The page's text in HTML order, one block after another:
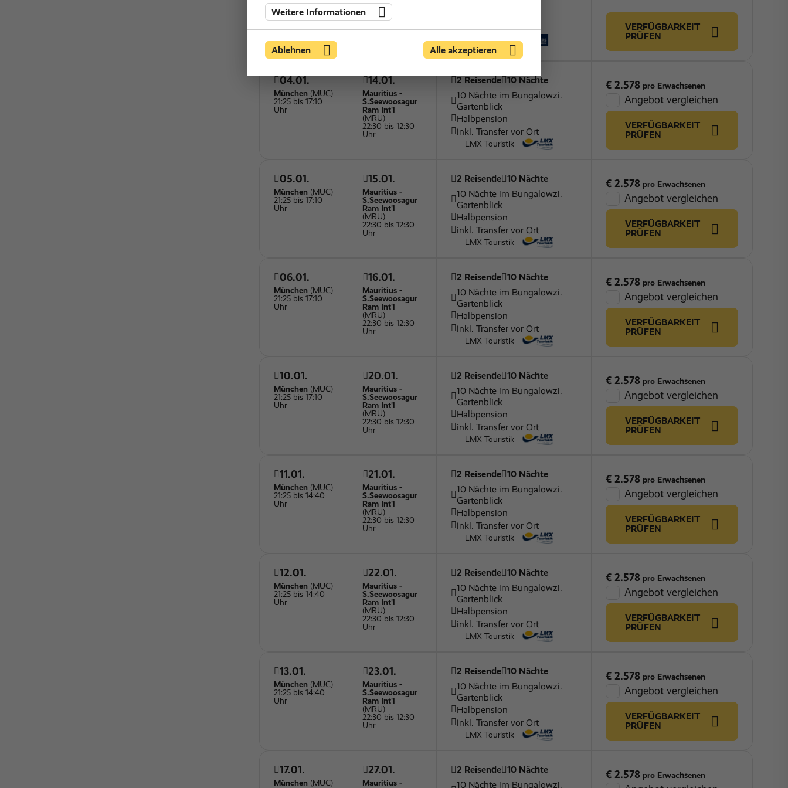
(MRU)
18:10 bis 08:10
WELTREISEN
VERFÜGBARKEIT
PRÜFEN
04.01.
München (MUC)
21:25 bis 17:10
Uhr
14.01.
Mauritius -
S.Seewoosagur
Ram Int'l
(MRU)
22:30 bis 12:30
Uhr
2 Reisende 10 Nächte
10 Nächte im Bungalowzi.
Gartenblick
Halbpension
inkl. Transfer vor Ort
LMX Touristik
€ 2.578pro Erwachsenen
Angebot vergleichen
VERFÜGBARKEIT
PRÜFEN
05.01.
München (MUC)
21:25 bis 17:10
Uhr
15.01.
Mauritius -
S.Seewoosagur
Ram Int'l
(MRU)
22:30 bis 12:30
Uhr
2 Reisende 10 Nächte
10 Nächte im Bungalowzi.
Gartenblick
Halbpension
inkl. Transfer vor Ort
LMX Touristik
€ 2.578pro Erwachsenen
Angebot vergleichen
VERFÜGBARKEIT
PRÜFEN
06.01.
München (MUC)
21:25 bis 17:10
Uhr
16.01.
Mauritius -
S.Seewoosagur
Ram Int'l
(MRU)
22:30 bis 12:30
Uhr
2 Reisende 10 Nächte
10 Nächte im Bungalowzi.
Gartenblick
Halbpension
inkl. Transfer vor Ort
LMX Touristik
€ 2.578pro Erwachsenen
Angebot vergleichen
VERFÜGBARKEIT
PRÜFEN
10.01.
München (MUC)
21:25 bis 17:10
Uhr
20.01.
Mauritius -
S.Seewoosagur
Ram Int'l
(MRU)
22:30 bis 12:30
Uhr
2 Reisende 10 Nächte
10 Nächte im Bungalowzi.
Gartenblick
Halbpension
inkl. Transfer vor Ort
LMX Touristik
€ 2.578pro Erwachsenen
Angebot vergleichen
VERFÜGBARKEIT
PRÜFEN
11.01.
München (MUC)
21:25 bis 14:40
Uhr
21.01.
Mauritius -
S.Seewoosagur
Ram Int'l
(MRU)
22:30 bis 12:30
Uhr
2 Reisende 10 Nächte
10 Nächte im Bungalowzi.
Gartenblick
Halbpension
inkl. Transfer vor Ort
LMX Touristik
€ 2.578pro Erwachsenen
Angebot vergleichen
VERFÜGBARKEIT
PRÜFEN
12.01.
München (MUC)
21:25 bis 14:40
Uhr
22.01.
Mauritius -
S.Seewoosagur
Ram Int'l
(MRU)
22:30 bis 12:30
Uhr
2 Reisende 10 Nächte
10 Nächte im Bungalowzi.
Gartenblick
Halbpension
inkl. Transfer vor Ort
LMX Touristik
€ 2.578pro Erwachsenen
Angebot vergleichen
VERFÜGBARKEIT
PRÜFEN
13.01.
München (MUC)
21:25 bis 14:40
Uhr
23.01.
Mauritius -
S.Seewoosagur
Ram Int'l
(MRU)
22:30 bis 12:30
Uhr
2 Reisende 10 Nächte
10 Nächte im Bungalowzi.
Gartenblick
Halbpension
inkl. Transfer vor Ort
LMX Touristik
€ 2.578pro Erwachsenen
Angebot vergleichen
VERFÜGBARKEIT
PRÜFEN
17.01.
München (MUC)
27.01.
Mauritius -
2 Reisende 10 Nächte
10 Nächte im Bungalowzi.
€ 2.578pro Erwachsenen
Weitere Informationen
Ablehnen Alle akzeptieren